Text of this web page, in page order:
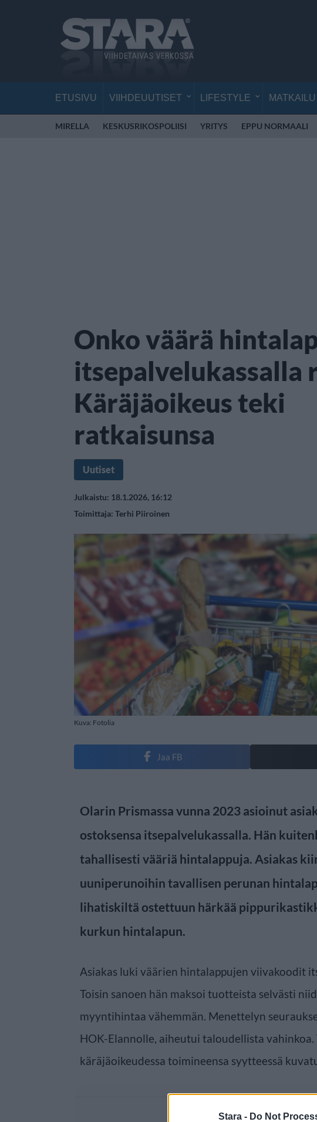
Stara - Do Not
ETUSIVU VIIHDEUUTISET LIFESTYLE MATKAILU
MIRELLA KESKUSRIKOSPOLIISI YRITYS EPPU NORMAALI
Onko väärä
itsepalvelukassalla
Käräjäoikeus teki
ratkaisunsa
Uutiset
Julkaistu: 18.1.2026, 16:12
Toimittaja: Terhi Piiroinen
Kuva: Fotolia
Jaa FB
Olarin Prismassa vunna 2023 asioinut
ostoksensa itsepalvelukassalla. Hän
tahallisesti vääriä hintalappuja. Asiakas
uuniperunoihin tavallisen perunan
lihatiskiltä ostettuun härkää
kurkun hintalapun.
Asiakas luki väärien hintalappujen viivakoodit
Toisin sanoen hän maksoi tuotteista selvästi
myyntihintaa vähemmän. Menettelyn
HOK-Elannolle, aiheutui taloudellista vahinkoa.
käräjäoikeudessa toimineensa syytteessä